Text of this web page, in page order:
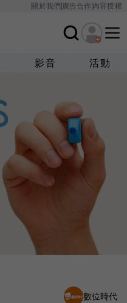
關於我們廣告合作內容授權
影音 活動
數位時代